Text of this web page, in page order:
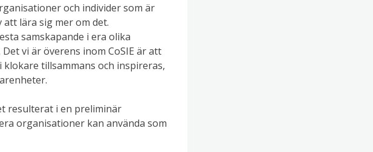
och individer som är
lära sig mer om det.
samskapande i era olika
vi är överens inom CoSIE är att
tillsammans och inspireras,
resulterat i en preliminär
organisationer kan använda som